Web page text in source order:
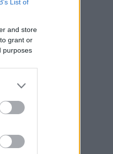
List of
and store
grant or
purposes